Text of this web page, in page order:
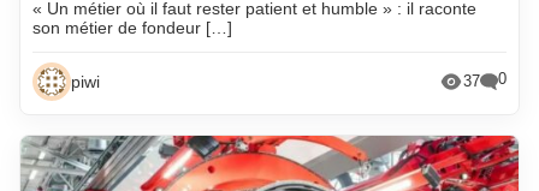
« Un métier où il faut rester patient et humble » : il raconte
son métier de fondeur […]
piwi 37 0